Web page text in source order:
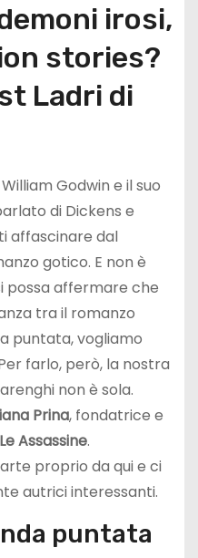
irosi,
stories?
Ladri di
Godwin e il suo
di Dickens e
affascinare dal
gotico. E non è
possa affermare che
tra il romanzo
puntata, vogliamo
farlo, però, la nostra
non è sola.
Prina, fondatrice e
Le Assassine.
proprio da qui e ci
autrici interessanti.
puntata